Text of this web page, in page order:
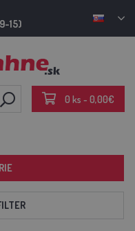
15)
0 ks - 0,00€